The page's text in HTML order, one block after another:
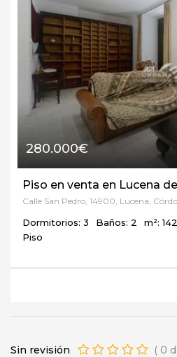
280.000€
Piso en venta en Lucena
Calle San Pedro, 14900, Lucena,
Dormitorios: 3 Baños: 2
m²: 142
Piso
Sin revisión ( 0